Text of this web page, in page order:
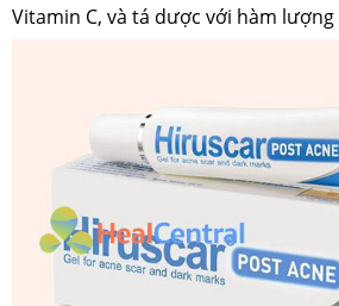
Vitamin C, và tá dược với hàm lượng